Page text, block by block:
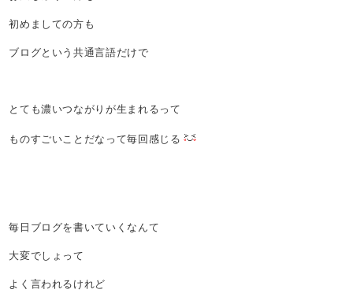
初めましての方も
ブログという共通言語だけで
とても濃いつながりが生まれるって
ものすごいことだなって毎回感じる
毎日ブログを書いていくなんて
大変でしょって
よく言われるけれど